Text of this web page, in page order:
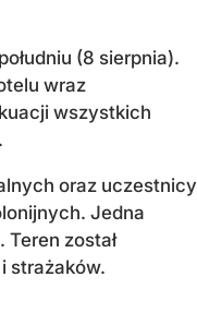
(8 sierpnia).
wraz
wszystkich
oraz uczestnicy
Jedna
Teren został
strażaków.